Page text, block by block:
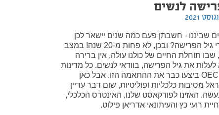
לנשים
שביננו - חשבתן פעם כמה שנים יישאר לכן
אחרי גיל הפרישה? ובכן, לא פחות מ-20 שנה! במצב
שבו תוחלת החיים של כולנו עולה, אין ברירה
את גיל הפרישה, בוודאי לנשים. כל מדינות
ה-OECD ביצעו כבר את ההתאמה הזו, אבל כאן
מסיבות כלכליות ופוליטיות, שום דבר עדיין
האזינו לפודקאסט שלנו, האינטרס הכלכלי,
רועי כץ והעיתונאי אדריאן פילוט.